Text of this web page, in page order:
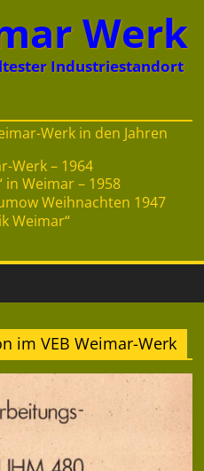
Werk
Industriestandort
Werk in den Jahren
Werk – 1964
in Weimar – 1958
Weihnachten 1947
Weimar“
im VEB Weimar-Werk